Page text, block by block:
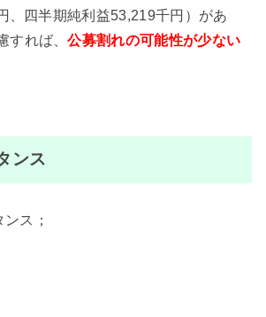
、四半期純利益53,219千円）があ
すれば、公募割れの可能性が少ない
ンス
ス；